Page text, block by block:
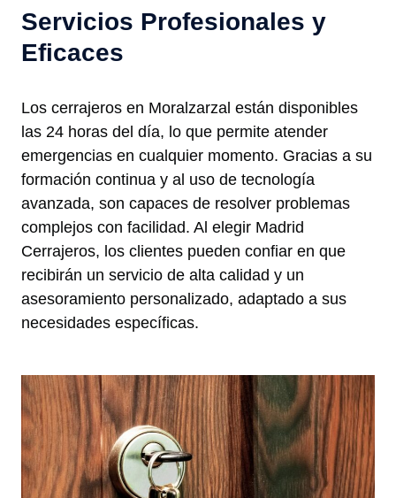
Servicios Profesionales y
Eficaces
Los cerrajeros en Moralzarzal están disponibles
las 24 horas del día, lo que permite atender
emergencias en cualquier momento. Gracias a su
formación continua y al uso de tecnología
avanzada, son capaces de resolver problemas
complejos con facilidad. Al elegir Madrid
Cerrajeros, los clientes pueden confiar en que
recibirán un servicio de alta calidad y un
asesoramiento personalizado, adaptado a sus
necesidades específicas.